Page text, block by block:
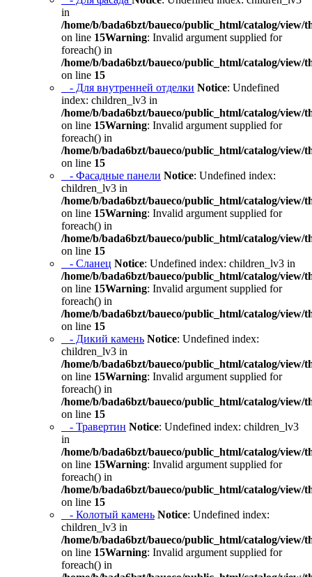
in
/home/b/bada6bzt/baueco/public_html/catalog/view/
on line 15Warning: Invalid argument supplied for
foreach() in
/home/b/bada6bzt/baueco/public_html/catalog/view/
on line 15
- Для внутренней отделки Notice: Undefined
index: children_lv3 in
/home/b/bada6bzt/baueco/public_html/catalog/view/
on line 15Warning: Invalid argument supplied for
foreach() in
/home/b/bada6bzt/baueco/public_html/catalog/view/
on line 15
- Фасадные панели Notice: Undefined index:
children_lv3 in
/home/b/bada6bzt/baueco/public_html/catalog/view/
on line 15Warning: Invalid argument supplied for
foreach() in
/home/b/bada6bzt/baueco/public_html/catalog/view/
on line 15
- Сланец Notice: Undefined index: children_lv3 in
/home/b/bada6bzt/baueco/public_html/catalog/view/
on line 15Warning: Invalid argument supplied for
foreach() in
/home/b/bada6bzt/baueco/public_html/catalog/view/
on line 15
- Дикий камень Notice: Undefined index:
children_lv3 in
/home/b/bada6bzt/baueco/public_html/catalog/view/
on line 15Warning: Invalid argument supplied for
foreach() in
/home/b/bada6bzt/baueco/public_html/catalog/view/
on line 15
- Травертин Notice: Undefined index: children_lv3
in
/home/b/bada6bzt/baueco/public_html/catalog/view/
on line 15Warning: Invalid argument supplied for
foreach() in
/home/b/bada6bzt/baueco/public_html/catalog/view/
on line 15
- Колотый камень Notice: Undefined index:
children_lv3 in
/home/b/bada6bzt/baueco/public_html/catalog/view/
on line 15Warning: Invalid argument supplied for
foreach() in